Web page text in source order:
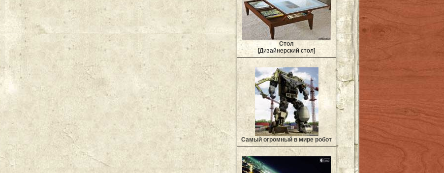
Стол
[Дизайнерский стол]
Самый огромный в мире робот